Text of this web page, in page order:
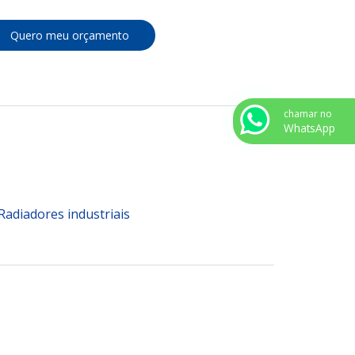
Quero meu orçamento
chamar no
WhatsApp